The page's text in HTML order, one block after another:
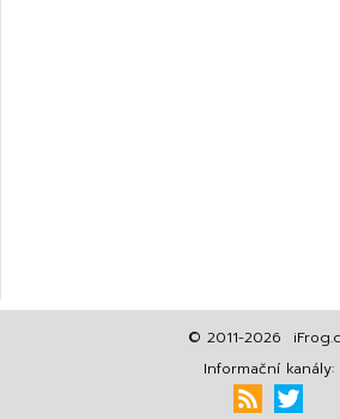
© 2011-2026
Informační kanály: